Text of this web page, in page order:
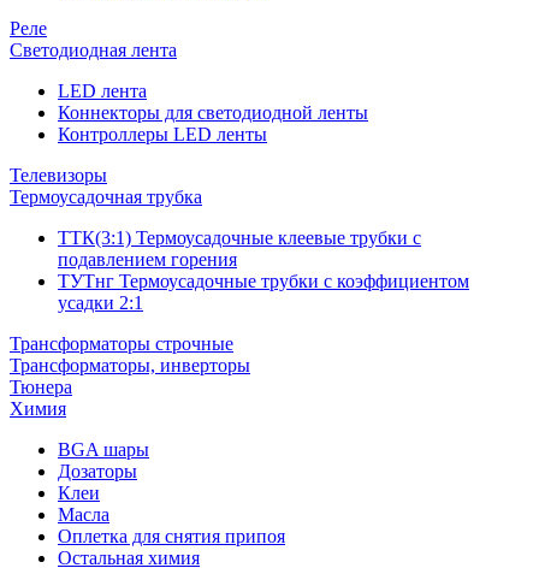
Реле
Светодиодная лента
LED лента
Коннекторы для светодиодной ленты
Контроллеры LED ленты
Телевизоры
Термоусадочная трубка
ТТК(3:1) Термоусадочные клеевые трубки с
подавлением горения
ТУТнг Термоусадочные трубки с коэффициентом
усадки 2:1
Трансформаторы строчные
Трансформаторы, инверторы
Тюнера
Химия
BGA шары
Дозаторы
Клеи
Масла
Оплетка для снятия припоя
Остальная химия